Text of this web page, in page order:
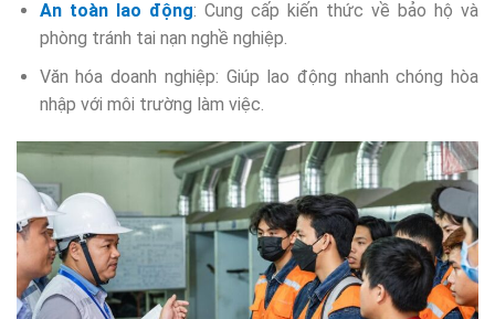
An toàn lao động: Cung cấp kiến thức về bảo hộ và
phòng tránh tai nạn nghề nghiệp.
Văn hóa doanh nghiệp: Giúp lao động nhanh chóng hòa
nhập với môi trường làm việc.